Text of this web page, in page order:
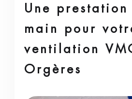
Une prestation
main pour
ventilation
Orgères